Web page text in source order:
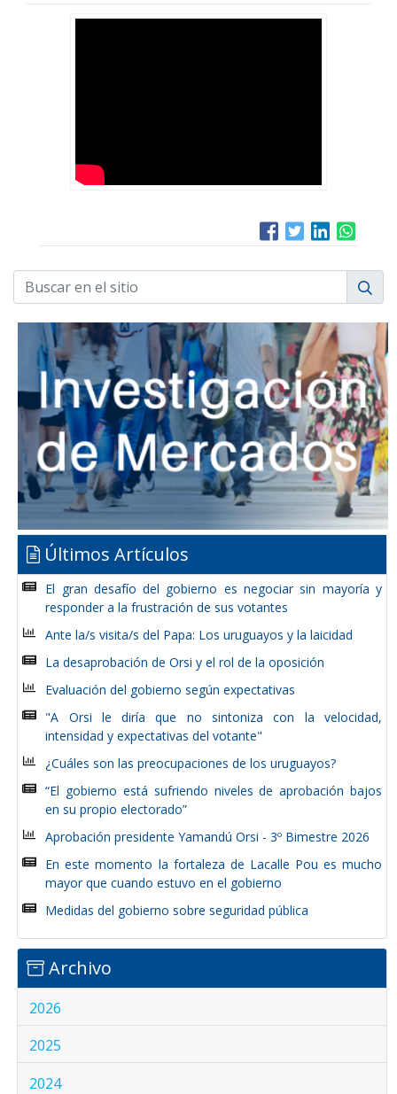
Últimos Artículos
El gran desafío del gobierno es negociar sin mayoría y
responder a la frustración de sus votantes
Ante la/s visita/s del Papa: Los uruguayos y la laicidad
La desaprobación de Orsi y el rol de la oposición
Evaluación del gobierno según expectativas
"A Orsi le diría que no sintoniza con la velocidad,
intensidad y expectativas del votante"
¿Cuáles son las preocupaciones de los uruguayos?
“El gobierno está sufriendo niveles de aprobación bajos
en su propio electorado”
Aprobación presidente Yamandú Orsi - 3º Bimestre 2026
En este momento la fortaleza de Lacalle Pou es mucho
mayor que cuando estuvo en el gobierno
Medidas del gobierno sobre seguridad pública
Archivo
2026
2025
2024